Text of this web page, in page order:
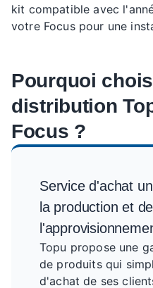
kit compatible avec
votre Focus pour une
Pourquoi
distribution
Focus ?
Service d'achat
la production et de
Topu propose une
de produits qui
d'achat de ses